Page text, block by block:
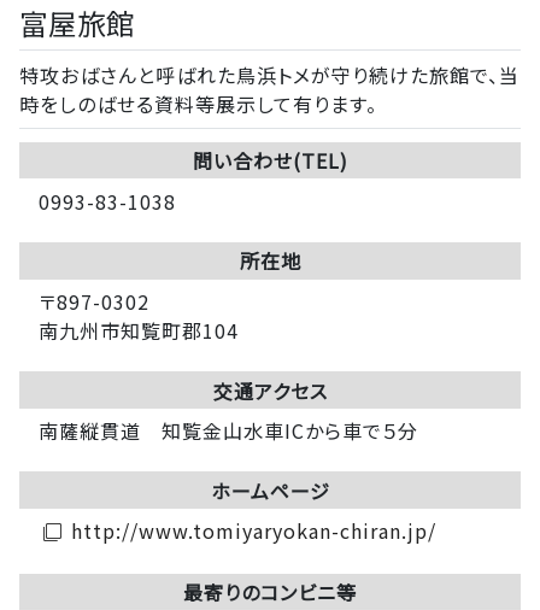
富屋旅館
特攻おばさんと呼ばれた鳥浜トメが守り続けた旅館で、当
時をしのばせる資料等展示して有ります。
問い合わせ(TEL)
0993-83-1038
所在地
〒897-0302
南九州市知覧町郡104
交通アクセス
南薩縦貫道 知覧金山水車ICから車で５分
ホームページ
filter_none http://www.tomiyaryokan-chiran.jp/
最寄りのコンビニ等